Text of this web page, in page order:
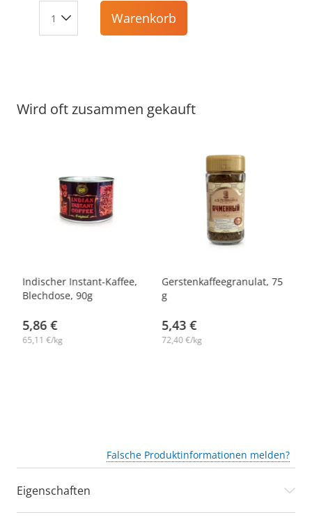
Warenkorb
Wird oft zusammen gekauft
Indischer Instant-Kaffee,
Blechdose, 90g
5,86 €
65,11 €/kg
Gerstenkaffeegranulat, 75
g
5,43 €
72,40 €/kg
Falsche Produktinformationen melden?
Eigenschaften